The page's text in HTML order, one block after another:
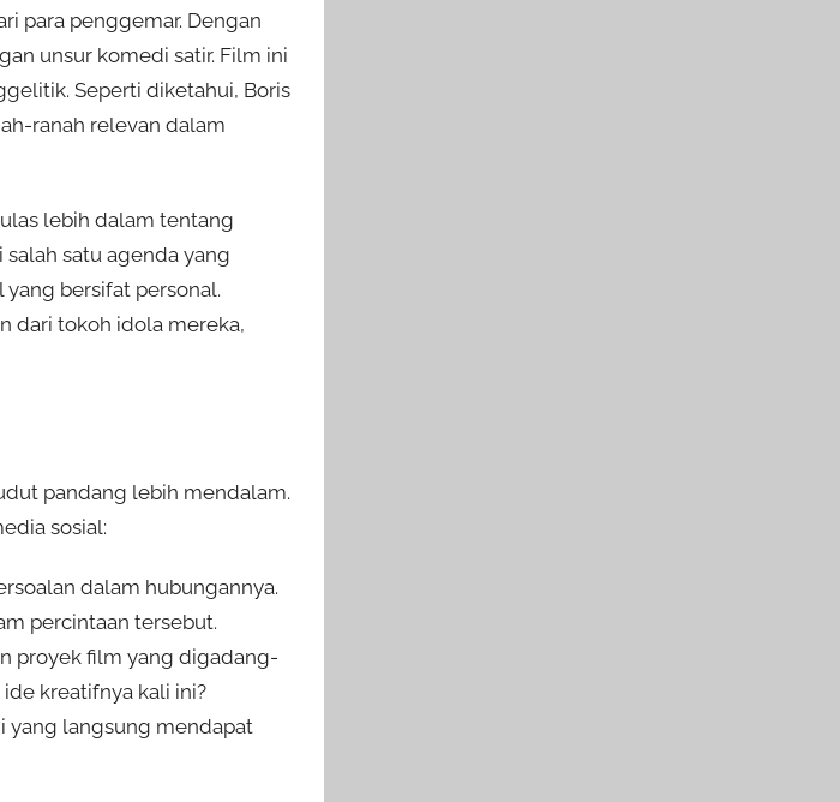
para penggemar. Dengan
unsur komedi satir. Film ini
Seperti diketahui, Boris
ranah relevan dalam
lebih dalam tentang
satu agenda yang
bersifat personal.
dari tokoh idola mereka,
pandang lebih mendalam.
sosial:
dalam hubungannya.
percintaan tersebut.
proyek film yang digadang-
kreatifnya kali ini?
yang langsung mendapat